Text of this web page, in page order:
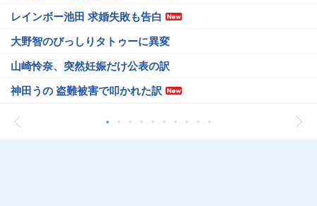
レインボー池田 求婚失敗も告白
大野智のびっしりタトゥーに異変
山崎怜奈、突然妊娠だけ公表の訳
神田うの 盗難被害で叩かれた訳